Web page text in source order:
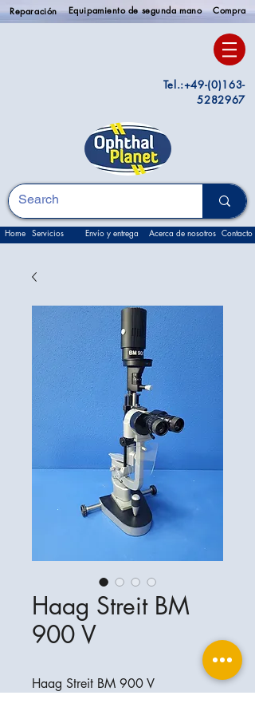
Reparación Equipamiento de segunda mano Compra
Tel.:+49-(0)163-
5282967
Home Servicios Envío y entrega Acerca de nosotros Contacto
Haag Streit BM
900 V
Haag Streit BM 900 V